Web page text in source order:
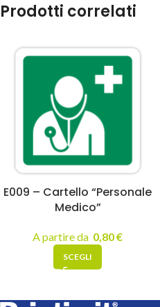
Prodotti correlati
E009 – Cartello “Personale
Medico”
A partire da 0,80€
SCEGLI